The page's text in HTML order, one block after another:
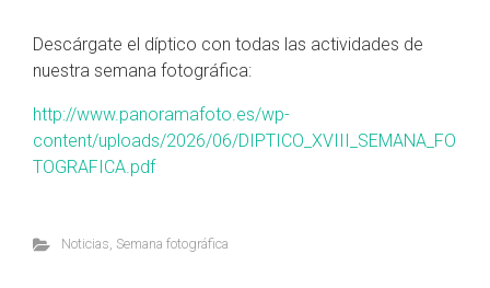
Descárgate el díptico con todas las actividades de
nuestra semana fotográfica:
http://www.panoramafoto.es/wp-
content/uploads/2026/06/DIPTICO_XVIII_SEMANA_FO
TOGRAFICA.pdf
Noticias, Semana fotográfica